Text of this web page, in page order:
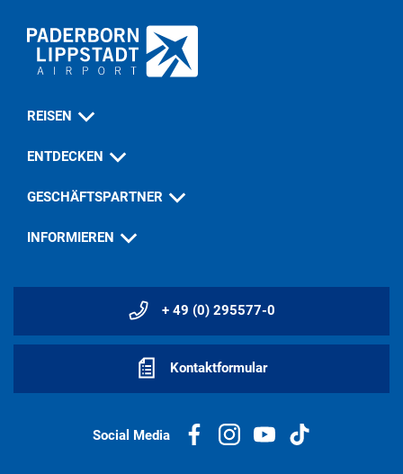
REISEN
ENTDECKEN
GESCHÄFTSPARTNER
INFORMIEREN
+ 49 (0) 295577-0
Kontaktformular
Social Media